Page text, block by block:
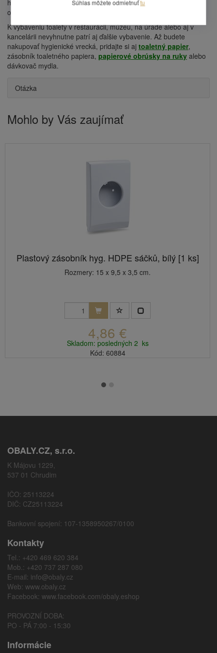
hygienických vreciek k ruke. Nezabudnite však zaobstarať aj
odpadkový kôš.
K vybaveniu toalety v reštaurácii, múzeu, na úrade alebo aj v
kancelárii nevyhnutne patrí aj ďalšie vybavenie. Až budete
nakupovať hygienické vrecká, pridajte si aj toaletný papier,
zásobník toaletného papiera, papierové obrúsky na ruky alebo
dávkovač mydla.
Otázka
Mohlo by Vás zaujímať
Plastový zásobník hyg. HDPE sáčků, bílý [1 ks]
Rozmery: 15 x 9,5 x 3,5 cm.
4,86 €
Skladom: posledných 2 ks
Kód: 60884
OBALY.CZ, s.r.o.
K Májovu 1229,
537 01 Chrudim
IČO: 25113224
DIČ: CZ25113224
Bankovní spojení: 107-1358950267/0100
Kontakty
Tel.: +420 469 620 384
Mob.: +420 737 287 080
E-mail: info@obaly.cz
Web: www.obaly.cz
Facebook: www.facebook.com/obaly.eshop
PROVOZNÍ DOBA:
PO - PÁ 7:00 - 15:30
Informácie
Súhlas môžete odmietnuťtu